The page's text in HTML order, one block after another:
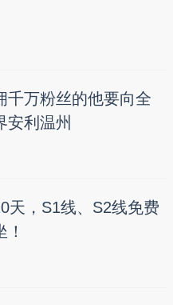
千万粉丝的他要向全
安利温州
天，S1线、S2线免费
！